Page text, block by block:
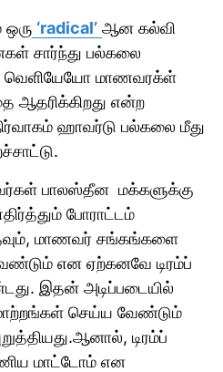
‘radical’ ஆன கல்வி
சார்ந்து பல்கலை
வெளியேயோ மாணவரக்ள்
ஆதரிக்கிறது என்ற
ஹாவர்டு பல்கலை மீது
பாலஸ்தீன மக்களுக்கு
போராட்டம்
மாணவர் சங்கங்களை
என ஏற்கனவே டிரம்ப்
இதன் அடிப்படையில்
செய்ய வேண்டும்
டிரம்ப்
மாட்டோம் என